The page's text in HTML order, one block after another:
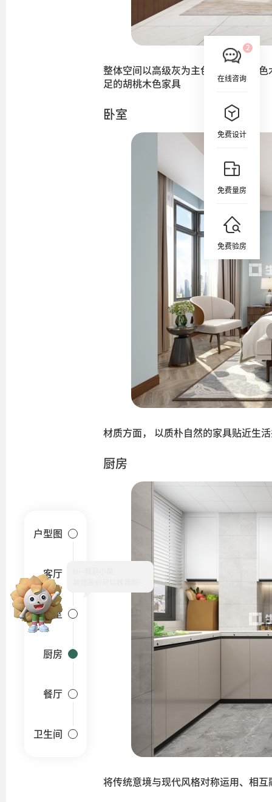
在线咨询
免费设计
免费量房
免费验房
整体空间以高级灰为主色调，用米灰
足的胡桃木色家具
卧室
材质方面， 以质朴自然的家具贴近生
厨房
将传统意境与现代风格对称运用、相
户型图
客厅
卧室
厨房
餐厅
卫生间